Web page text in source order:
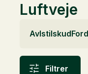
Luftveje
Avlstilskud
Filtrer